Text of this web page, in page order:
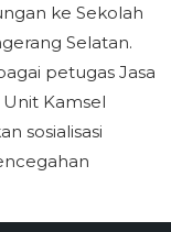
ke Sekolah
Selatan.
petugas Jasa
Kamsel
sosialisasi